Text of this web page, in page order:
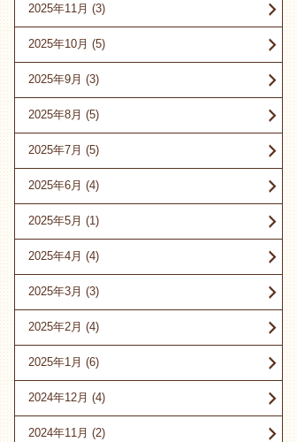
2025年11月 (3)
2025年10月 (5)
2025年9月 (3)
2025年8月 (5)
2025年7月 (5)
2025年6月 (4)
2025年5月 (1)
2025年4月 (4)
2025年3月 (3)
2025年2月 (4)
2025年1月 (6)
2024年12月 (4)
2024年11月 (2)